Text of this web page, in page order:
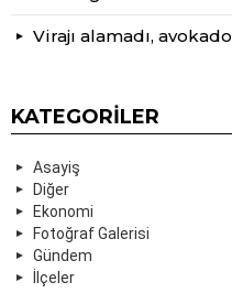
Virajı alamadı,
KATEGORILER
Asayiş
Diğer
Ekonomi
Fotoğraf Galerisi
Gündem
İlçeler